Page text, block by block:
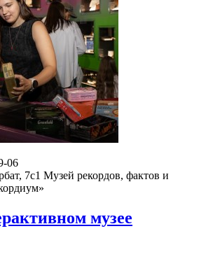
06
7с1 Музей рекордов, фактов и
музее